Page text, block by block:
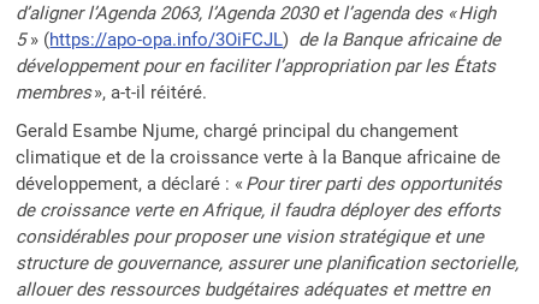
d’aligner l’Agenda 2063, l’Agenda 2030 et l’agenda des « High
5» (https://apo-opa.info/3OiFCJL) de la Banque africaine de
développement pour en faciliter l’appropriation par les États
membres», a-t-il réitéré.
Gerald Esambe Njume, chargé principal du changement
climatique et de la croissance verte à la Banque africaine de
développement, a déclaré : « Pour tirer parti des opportunités
de croissance verte en Afrique, il faudra déployer des efforts
considérables pour proposer une vision stratégique et une
structure de gouvernance, assurer une planification sectorielle,
allouer des ressources budgétaires adéquates et mettre en